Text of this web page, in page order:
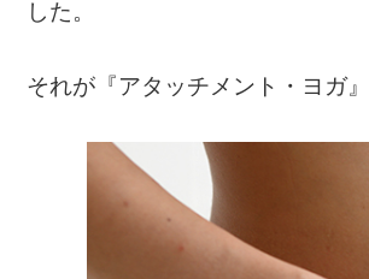
した。
それが『アタッチメント・ヨガ』